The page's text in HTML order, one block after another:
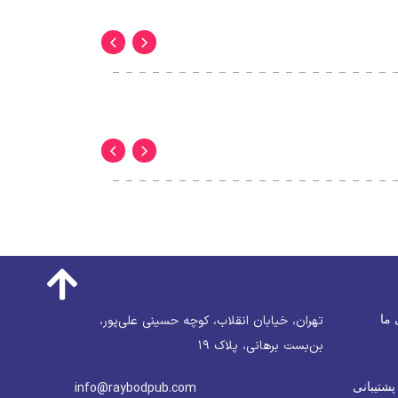
ما
تهران، خیابان انقلاب، کوچه حسینی علی‌پور،
بن‌بست برهانی، پلاک ۱۹
info@raybodpub.com